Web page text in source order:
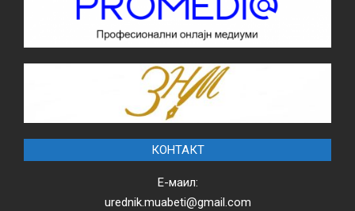
КОНТАКТ
Е-маил:
urednik.muabeti@gmail.com